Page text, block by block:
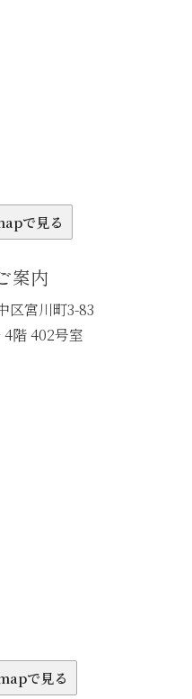
で見る
案内
区宮川町3-83
階 402号室
で見る